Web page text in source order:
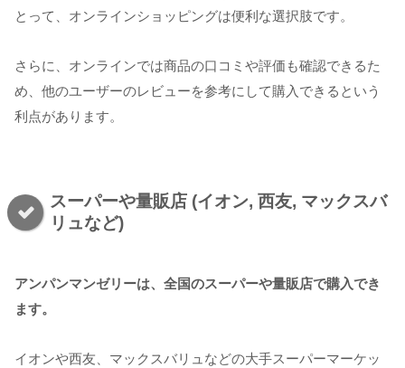
とって、オンラインショッピングは便利な選択肢です。
さらに、オンラインでは商品の口コミや評価も確認できるた
め、他のユーザーのレビューを参考にして購入できるという
利点があります。
スーパーや量販店 (イオン, 西友, マックスバ
リュなど)
アンパンマンゼリーは、全国のスーパーや量販店で購入でき
ます。
イオンや西友、マックスバリュなどの大手スーパーマーケッ